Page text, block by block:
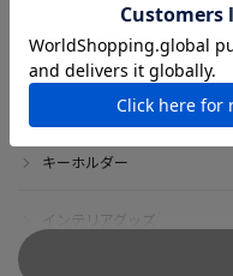
ボブルヘッド・ぬいぐるみ
DVD・ブルーレイ
キーホルダー
インテリアグッズ